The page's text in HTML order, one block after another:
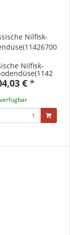
Nilfisk-
€ *
verfügbar